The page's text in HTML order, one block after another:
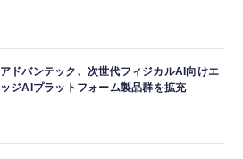
アドバンテック、次世代フィジカルAI向けエ
ッジAIプラットフォーム製品群を拡充